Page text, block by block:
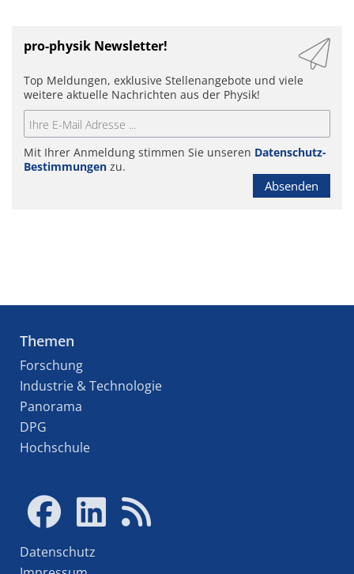
pro-physik Newsletter!
Top Meldungen, exklusive Stellenangebote und viele
weitere aktuelle Nachrichten aus der Physik!
Mit Ihrer Anmeldung stimmen Sie unseren Datenschutz-
Bestimmungen zu.
Absenden
Themen
Forschung
Industrie & Technologie
Panorama
DPG
Hochschule
Datenschutz